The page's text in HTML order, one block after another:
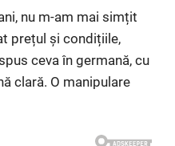
nu m-am mai simțit
prețul și condițiile,
ceva în germană, cu
clară. O manipulare